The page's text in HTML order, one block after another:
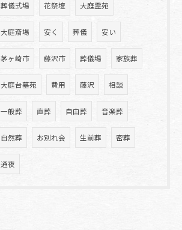
葬儀式場 花祭壇 大庭霊苑
大庭斎場 安く 葬儀 安い
茅ヶ崎市 藤沢市 葬儀場 家族葬
大庭台墓苑 費用 藤沢 相談
一般葬 直葬 自由葬 音楽葬
自然葬 お別れ会 生前葬 密葬
通夜